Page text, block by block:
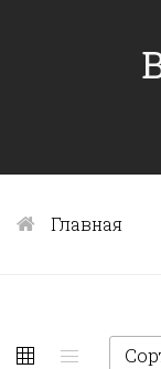
Главная